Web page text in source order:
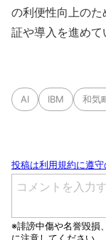
の利便性向上の
証や導入を進めて
AI IBM 和気